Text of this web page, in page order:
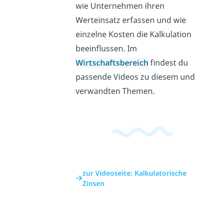
wie Unternehmen ihren
Werteinsatz erfassen und wie
einzelne Kosten die Kalkulation
beeinflussen. Im
Wirtschaftsbereich findest du
passende Videos zu diesem und
verwandten Themen.
zur Videoseite: Kalkulatorische
Zinsen